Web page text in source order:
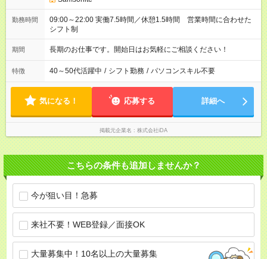
勤務時間
09:00～22:00 実働7.5時間／休憩1.5時間 営業時間に合わせた
シフト制
期間 長期のお仕事です。開始日はお気軽にご相談ください！
特徴 40～50代活躍中 / シフト勤務 / パソコンスキル不要
気になる！ 応募する 詳細へ
掲載元企業名 株式会社iDA
こちらの条件も追加しませんか？
今が狙い目！急募
来社不要！WEB登録／面接OK
大量募集中！10名以上の大量募集